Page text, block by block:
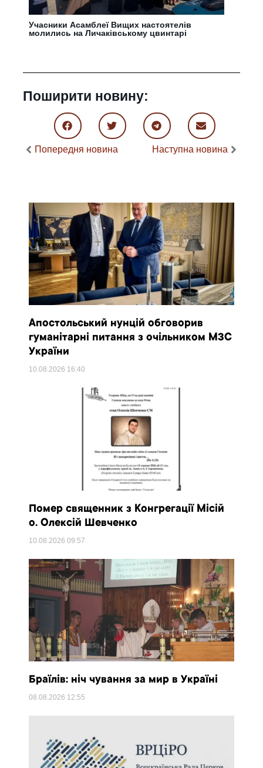
Учасники Асамблеї Вищих настоятелів
молились на Личаківському цвинтарі
Поширити новину:
Попередня новина Наступна новина
Апостольський нунцій обговорив
гуманітарні питання з очільником МЗС
України
10.08.2026 16:40
Помер священник з Конгрегації Місій
о. Олексій Шевченко
10.08.202609:57
Браїлів: ніч чування за мир в Україні
08.08.2026 12:55